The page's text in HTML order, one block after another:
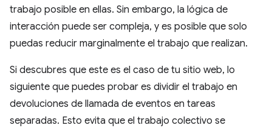
trabajo posible en ellas. Sin embargo, la lógica de
interacción puede ser compleja, y es posible que solo
puedas reducir marginalmente el trabajo que realizan.
Si descubres que este es el caso de tu sitio web, lo
siguiente que puedes probar es dividir el trabajo en
devoluciones de llamada de eventos en tareas
separadas. Esto evita que el trabajo colectivo se